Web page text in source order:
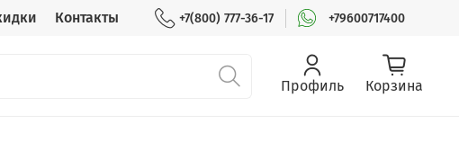
Контакты +7(800) 777-36-17 +79600717400
Профиль Корзина